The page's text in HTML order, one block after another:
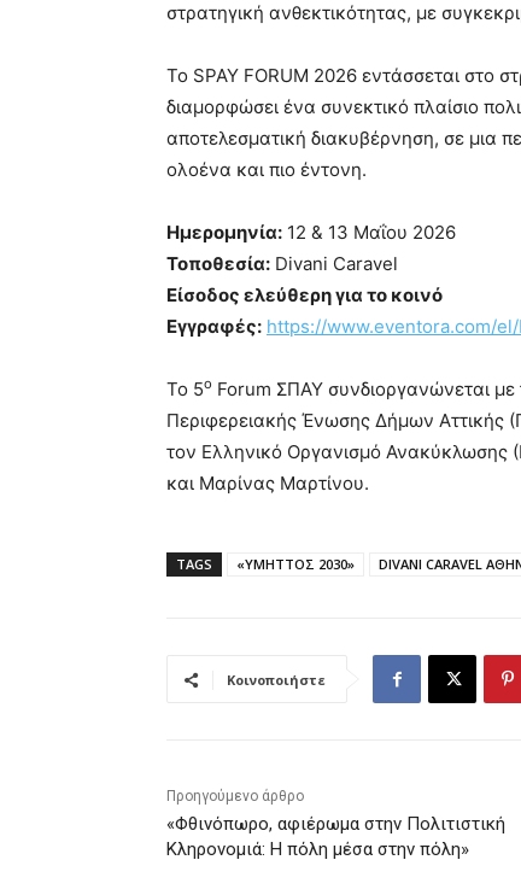
στρατηγική ανθεκτικότητας, με
Το SPAY FORUM 2026 εντάσσεται στο
διαμορφώσει ένα συνεκτικό πλαίσιο
αποτελεσματική διακυβέρνηση, σε μια
ολοένα και πιο έντονη.
Ημερομηνία: 12 & 13 Μαΐου 2026
Τοποθεσία: Divani Caravel
Είσοδος ελεύθερη για το κοινό
Εγγραφές: https://www.eventora.com/
Το 5ο Forum ΣΠΑΥ συνδιοργανώνεται με
Περιφερειακής Ένωσης Δήμων
τον Ελληνικό Οργανισμό Ανακύκλωσης
και Μαρίνας Μαρτίνου.
TAGS «ΥΜΗΤΤΟΣ 2030» DIVANI CARAVEL
Κοινοποιήστε
Προηγούμενο άρθρο
«Φθινόπωρο, αφιέρωμα στην Πολιτιστική
Κληρονομιά: Η πόλη μέσα στην πόλη»